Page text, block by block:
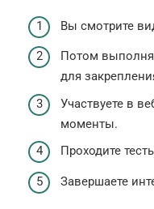
Вы смотрите
Потом
для
Участвуете в
моменты.
Проходите
Завершаете